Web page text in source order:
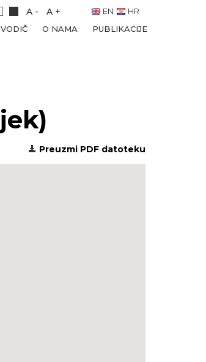
A - A + EN
HR
O NAMA PUBLIKACIJE
Preuzmi PDF datoteku